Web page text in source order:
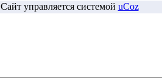
Сайт управляется системой uCoz